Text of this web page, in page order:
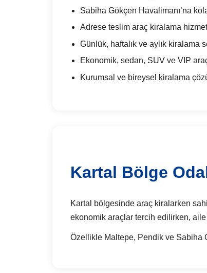
Sabiha Gökçen Havalimanı’na
Adrese teslim araç kiralama
Günlük, haftalık ve aylık kiralama
Ekonomik, sedan, SUV ve VIP
Kurumsal ve bireysel kiralama
Kartal Bölge
Kartal bölgesinde araç kiralarken
ekonomik araçlar tercih edilirken,
Özellikle Maltepe, Pendik ve Sabiha